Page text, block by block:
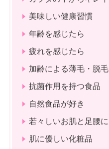
美味しい健康習慣
年齢を感じたら
疲れを感じたら
加齢による薄毛・脱毛
抗菌作用を持つ食品
自然食品が好き
若々しいお肌と足腰に
肌に優しい化粧品